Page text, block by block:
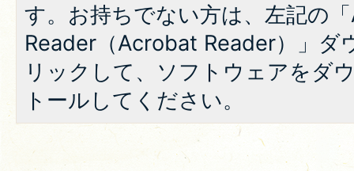
す。お持ちでない方は、左記の
Reader（Acrobat Reader）」ダ
リックして、ソフトウェアをダ
トールしてください。